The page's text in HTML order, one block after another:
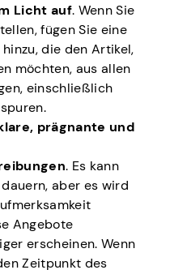
Licht auf. Wenn Sie
fügen Sie eine
die den Artikel,
möchten, aus allen
einschließlich
prägnante und
. Es kann
aber es wird
Angebote
erscheinen. Wenn
Zeitpunkt des